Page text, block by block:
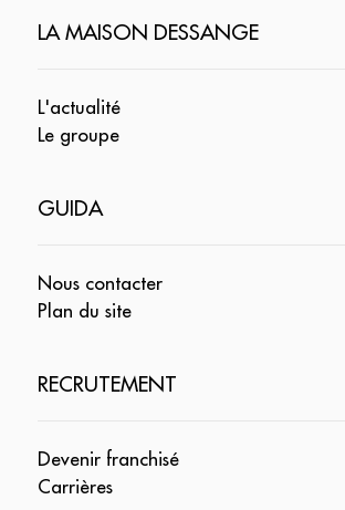
LA MAISON DESSANGE
L'actualité
Le groupe
GUIDA
Nous contacter
Plan du site
RECRUTEMENT
Devenir franchisé
Carrières